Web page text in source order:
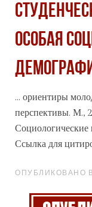
особая
... ориентиры
перспективы. М.,
Социологические
Ссылка для
ОПУБЛИКОВАНО